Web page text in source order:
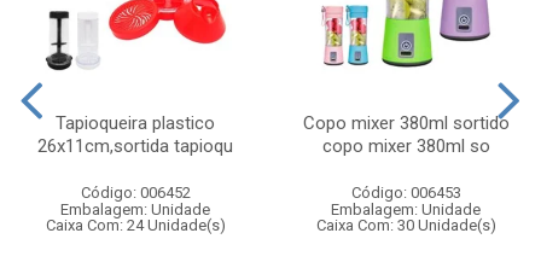
Tapioqueira plastico
26x11cm,sortida tapioqu
Código: 006452
Embalagem: Unidade
Caixa Com: 24 Unidade(s)
Copo mixer 380ml sortido
copo mixer 380ml so
Código: 006453
Embalagem: Unidade
Caixa Com: 30 Unidade(s)